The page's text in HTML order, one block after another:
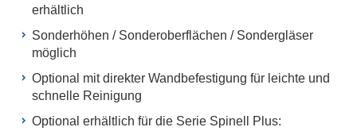
erhältlich
Sonderhöhen / Sonderoberflächen / Sondergläser
möglich
Optional mit direkter Wandbefestigung für leichte und
schnelle Reinigung
Optional erhältlich für die Serie Spinell Plus: